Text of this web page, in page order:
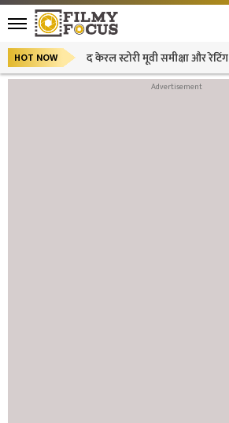
HOT NOW द केरल स्टोरी मूवी समीक्षा और रेटिंग